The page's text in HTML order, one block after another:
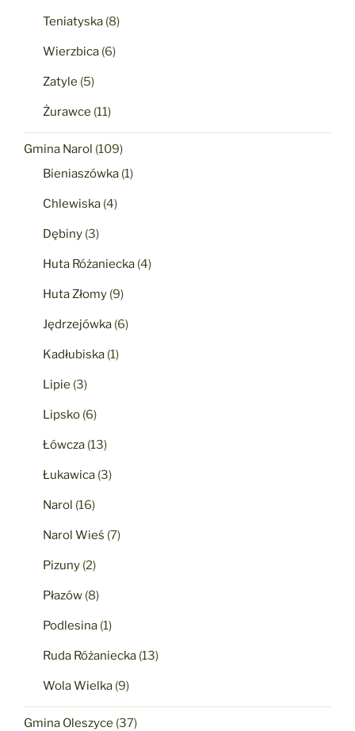
Teniatyska (8)
Wierzbica (6)
Zatyle (5)
Żurawce (11)
Gmina Narol (109)
Bieniaszówka (1)
Chlewiska (4)
Dębiny (3)
Huta Różaniecka (4)
Huta Złomy (9)
Jędrzejówka (6)
Kadłubiska (1)
Lipie (3)
Lipsko (6)
Łówcza (13)
Łukawica (3)
Narol (16)
Narol Wieś (7)
Pizuny (2)
Płazów (8)
Podlesina (1)
Ruda Różaniecka (13)
Wola Wielka (9)
Gmina Oleszyce (37)